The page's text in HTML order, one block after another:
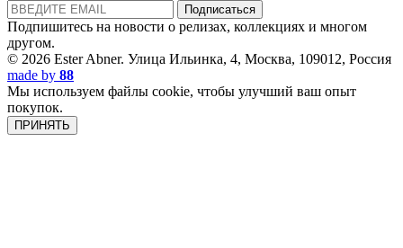
Подписаться
Подпишитесь на новости о релизах, коллекциях и многом
другом.
© 2026 Ester Abner. Улица Ильинка, 4, Москва, 109012, Россия
made by 88
Мы используем файлы cookie, чтобы улучший ваш опыт
покупок.
ПРИНЯТЬ